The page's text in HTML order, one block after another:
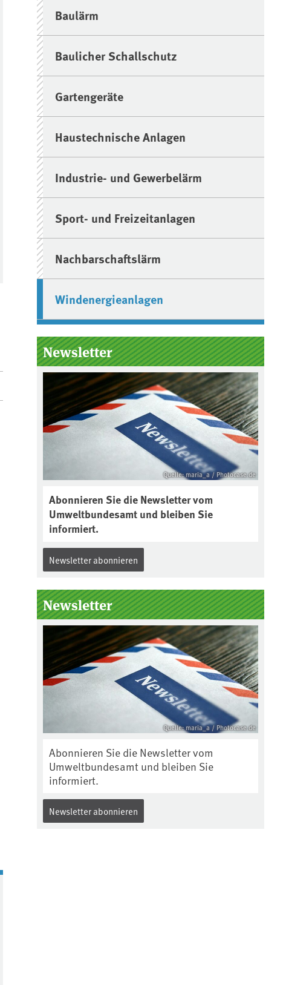
Baulärm
Baulicher Schallschutz
Gartengeräte
Haustechnische Anlagen
Industrie- und Gewerbelärm
Sport- und Freizeitanlagen
Nachbarschaftslärm
Windenergieanlagen
Newsletter
Quelle: maria_a / Photocase.de
Abonnieren Sie die Newsletter vom
Umweltbundesamt und bleiben Sie
informiert.
Newsletter abonnieren
Newsletter
Quelle: maria_a / Photocase.de
Abonnieren Sie die Newsletter vom
Umweltbundesamt und bleiben Sie
informiert.
Newsletter abonnieren